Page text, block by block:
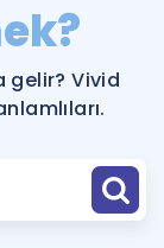
gelir? Vivid